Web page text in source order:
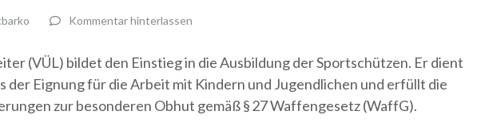
Kommentar hinterlassen
(VÜL) bildet den Einstieg in die Ausbildung der Sportschützen. Er dient
der Eignung für die Arbeit mit Kindern und Jugendlichen und erfüllt die
zur besonderen Obhut gemäß § 27 Waffengesetz (WaffG).